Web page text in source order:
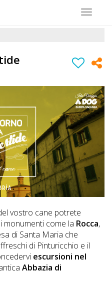
Toggle
vostro cane potrete
monumenti come la Rocca,
di Santa Maria che
di Pinturicchio e il
escursioni nel
Abbazia di